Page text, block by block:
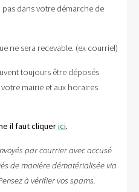
dans votre démarche de
ne sera recevable. (ex courriel)
toujours être déposés
mairie et aux horaires
il faut cliquerici.
par courrier avec accusé
de manière dématérialisée via
à vérifier vos spams.